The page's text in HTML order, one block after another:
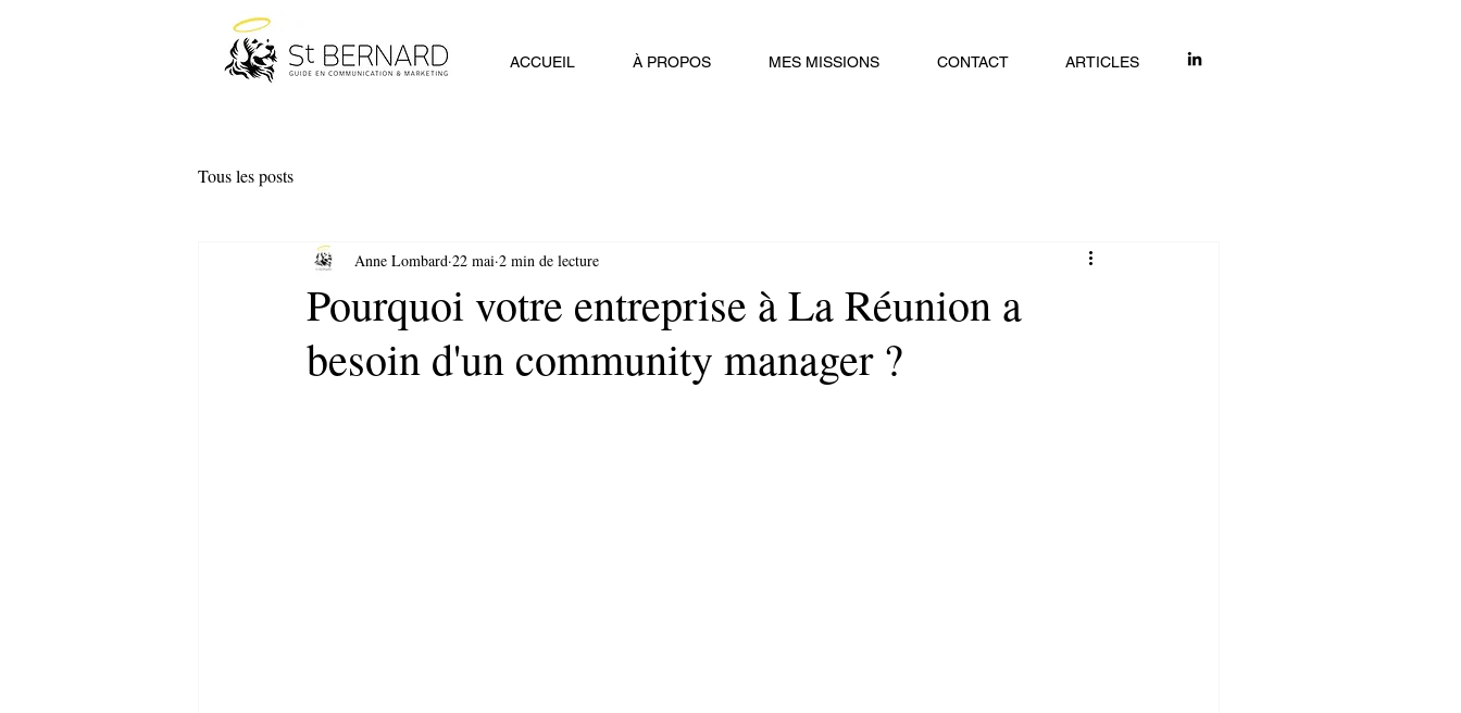
ACCUEIL À PROPOS MES MISSIONS CONTACT ARTICLES
Tous les posts
Pourquoi votre entreprise à La Réunion a
besoin d'un community manager ?
Anne Lombard 22 mai 2 min de lecture